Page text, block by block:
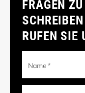
FRAGEN
RUFEN SIE
Name*